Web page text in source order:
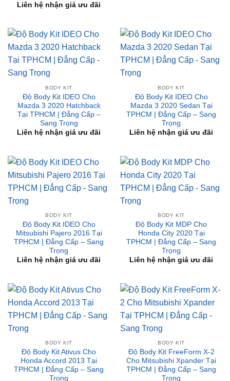
Liên hệ nhận giá ưu đãi
BODY KIT
Độ Body Kit IDEO Cho
Mazda 3 2020 Hatchback
Tại TPHCM | Đẳng Cấp –
Sang Trọng
Liên hệ nhận giá ưu đãi
BODY KIT
Độ Body Kit IDEO Cho
Mazda 3 2020 Sedan Tại
TPHCM | Đẳng Cấp – Sang
Trọng
Liên hệ nhận giá ưu đãi
BODY KIT
Độ Body Kit IDEO Cho
Mitsubishi Pajero 2016 Tại
TPHCM | Đẳng Cấp – Sang
Trọng
Liên hệ nhận giá ưu đãi
BODY KIT
Độ Body Kit MDP Cho
Honda City 2020 Tại
TPHCM | Đẳng Cấp – Sang
Trọng
Liên hệ nhận giá ưu đãi
BODY KIT
Độ Body Kit Ativus Cho
Honda Accord 2013 Tại
TPHCM | Đẳng Cấp – Sang
Trọng
BODY KIT
Độ Body Kit FreeForm X-2
Cho Mitsubishi Xpander Tại
TPHCM | Đẳng Cấp – Sang
Trọng